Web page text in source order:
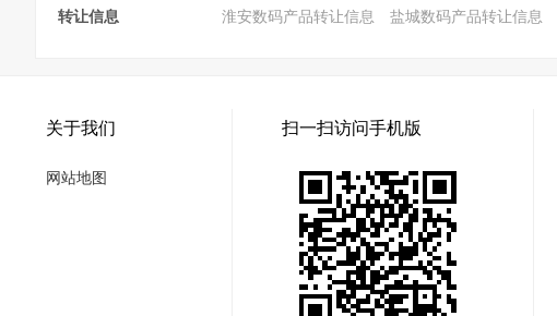
转让信息
淮安数码产品转让信息
盐城数码产品转让信息
关于我们
网站地图
扫一扫访问手机版